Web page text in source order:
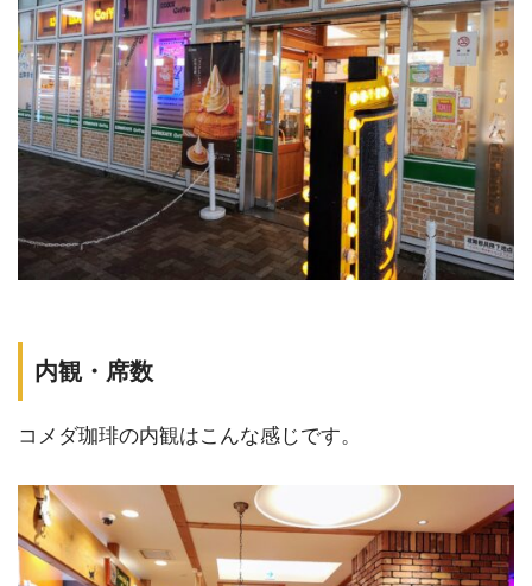
内観・席数
コメダ珈琲の内観はこんな感じです。